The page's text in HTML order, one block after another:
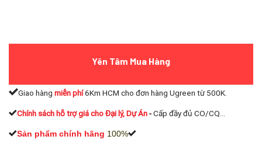
Yên Tâm Mua Hàng
Giao hàng miễn phí6Km HCM cho đơn hàng Ugreen từ 500K.
Chính sách hỗ trợ giá cho Đại lý, Dự Án-Cấp đầy đủ CO/CQ...
Sản phẩm chính hãng 100%